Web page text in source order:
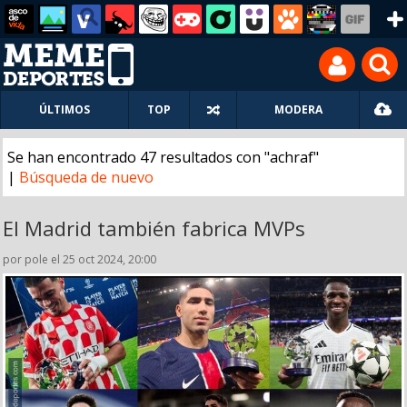
ÚLTIMOS TOP MODERA
Se han encontrado 47 resultados con "achraf"
| Búsqueda de nuevo
El Madrid también fabrica MVPs
por pole el 25 oct 2024, 20:00